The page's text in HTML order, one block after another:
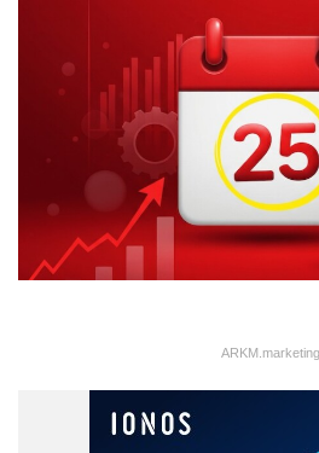
Aus dem
ablesen, inwieweit die
ARKM.marketing